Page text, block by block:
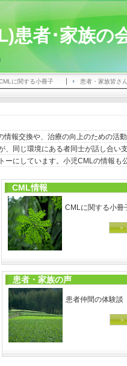
患者･家族
に関する小冊子 患者・家族皆さ
報交換や、治療の向上のための活
、同じ環境にある者同士が話し合い
にしています。小児CMLの情報も公
CML情報
CMLに関する小冊
＞
患者・家族の声
患者仲間の体験談
＞